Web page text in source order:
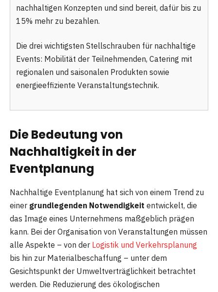
nachhaltigen Konzepten und sind bereit, dafür bis zu
15% mehr zu bezahlen.
Die drei wichtigsten Stellschrauben für nachhaltige
Events: Mobilität der Teilnehmenden, Catering mit
regionalen und saisonalen Produkten sowie
energieeffiziente Veranstaltungstechnik.
Die Bedeutung von
Nachhaltigkeit in der
Eventplanung
Nachhaltige Eventplanung hat sich von einem Trend zu
einer grundlegenden Notwendigkeit entwickelt, die
das Image eines Unternehmens maßgeblich prägen
kann. Bei der Organisation von Veranstaltungen müssen
alle Aspekte – von der Logistik und Verkehrsplanung
bis hin zur Materialbeschaffung – unter dem
Gesichtspunkt der Umweltverträglichkeit betrachtet
werden. Die Reduzierung des ökologischen